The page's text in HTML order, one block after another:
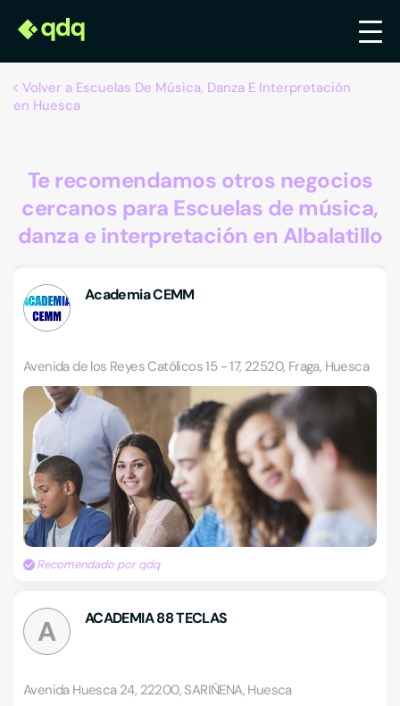
Volver a Escuelas De Música, Danza E Interpretación
en Huesca
Te recomendamos otros negocios
cercanos para Escuelas de música,
danza e interpretación en Albalatillo
Academia CEMM
Avenida de los Reyes Católicos 15 - 17, 22520, Fraga, Huesca
Recomendado por qdq
A ACADEMIA 88 TECLAS
Avenida Huesca 24, 22200, SARIÑENA, Huesca